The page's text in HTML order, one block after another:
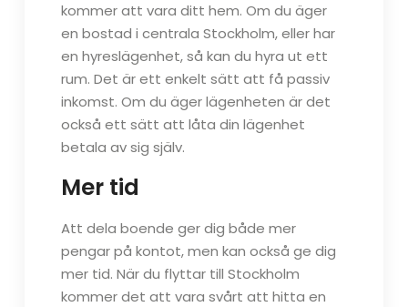
kommer att vara ditt hem. Om du äger
en bostad i centrala Stockholm, eller har
en hyreslägenhet, så kan du hyra ut ett
rum. Det är ett enkelt sätt att få passiv
inkomst. Om du äger lägenheten är det
också ett sätt att låta din lägenhet
betala av sig själv.
Mer tid
Att dela boende ger dig både mer
pengar på kontot, men kan också ge dig
mer tid. När du flyttar till Stockholm
kommer det att vara svårt att hitta en